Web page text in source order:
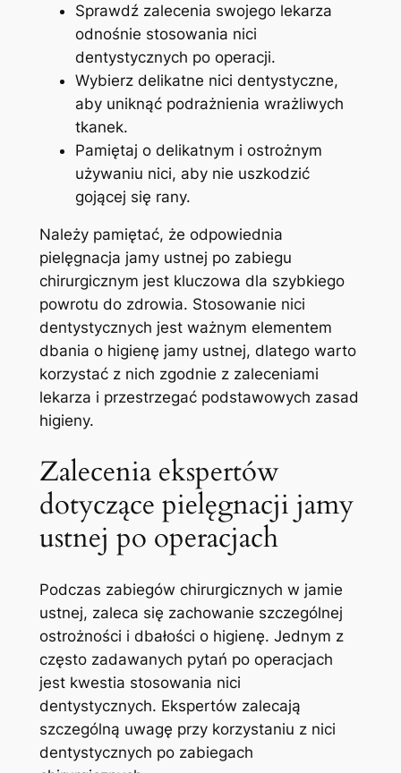
Sprawdź zalecenia swojego lekarza
odnośnie stosowania nici
dentystycznych po operacji.
Wybierz delikatne nici dentystyczne,
aby uniknąć ⁢podrażnienia wrażliwych
tkanek.
Pamiętaj‌ o delikatnym i ostrożnym
używaniu nici, aby nie uszkodzić⁢
gojącej ​się rany.
Należy pamiętać, że odpowiednia
pielęgnacja jamy ustnej po zabiegu
‍chirurgicznym jest ⁤kluczowa dla szybkiego
powrotu do zdrowia. Stosowanie⁣ nici
dentystycznych jest ważnym elementem
dbania o higienę jamy ustnej, dlatego warto
korzystać z nich zgodnie z zaleceniami
lekarza i przestrzegać podstawowych zasad
higieny.
Zalecenia ekspertów
dotyczące pielęgnacji jamy
ustnej po operacjach
Podczas zabiegów chirurgicznych w jamie
ustnej,‌ zaleca się zachowanie‌ szczególnej
ostrożności i dbałości o higienę. Jednym z
⁣często zadawanych pytań po operacjach
jest kwestia stosowania⁢ nici
dentystycznych. Ekspertów zalecają
‍szczególną uwagę przy ​korzystaniu z⁢ nici
dentystycznych po zabiegach